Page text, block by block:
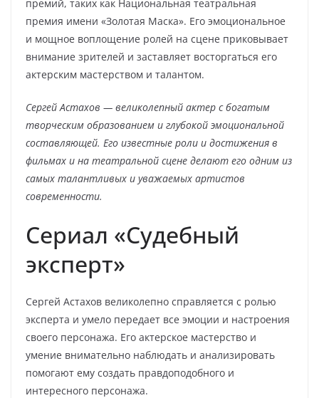
премий, таких как Национальная театральная
премия имени «Золотая Маска». Его эмоциональное
и мощное воплощение ролей на сцене приковывает
внимание зрителей и заставляет восторгаться его
актерским мастерством и талантом.
Сергей Астахов — великолепный актер с богатым
творческим образованием и глубокой эмоциональной
составляющей. Его известные роли и достижения в
фильмах и на театральной сцене делают его одним из
самых талантливых и уважаемых артистов
современности.
Сериал «Судебный
эксперт»
Сергей Астахов великолепно справляется с ролью
эксперта и умело передает все эмоции и настроения
своего персонажа. Его актерское мастерство и
умение внимательно наблюдать и анализировать
помогают ему создать правдоподобного и
интересного персонажа.